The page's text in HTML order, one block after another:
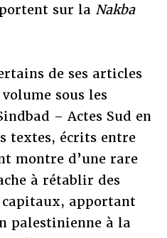
sur la Nakba
de ses articles
sous les
– Actes Sud en
textes, écrits entre
montre d’une rare
à rétablir des
apportant
palestinienne à la